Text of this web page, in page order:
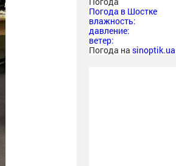
Погода в Шостке
влажность:
давление:
ветер:
Погода на sinoptik.ua